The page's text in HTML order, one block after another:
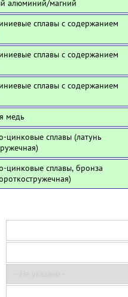
алюминий/магний
сплавы с содержанием
сплавы с содержанием
сплавы с содержанием
медь
цинковые сплавы (латунь
цинковые сплавы, бронза